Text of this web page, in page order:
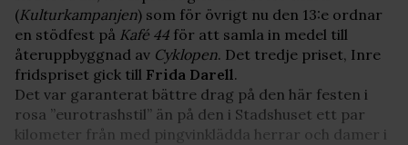
(Kulturkampanjen) som för övrigt nu den 13:e ordnar
en stödfest på Kafé 44 för att samla in medel till
återuppbyggnad av Cyklopen. Det tredje priset, Inre
fridspriset gick till Frida Darell.
Det var garanterat bättre drag på den här festen i
rosa ”eurotrashstil” än på den i Stadshuset ett par
kilometer från med pingvinklädda herrar och damer i